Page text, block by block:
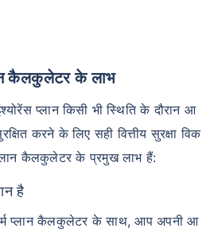
कैलकुलेटर के लाभ
प्लान किसी भी स्थिति के दौरान आ
करने के लिए सही वित्तीय सुरक्षा विक
कैलकुलेटर के प्रमुख लाभ हैं:
है
प्लान कैलकुलेटर के साथ, आप अपनी आ